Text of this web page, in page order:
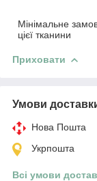
Мінімальне
цієї тканини
Приховати
Умови
Нова Пошта
Укрпошта
Всі умови